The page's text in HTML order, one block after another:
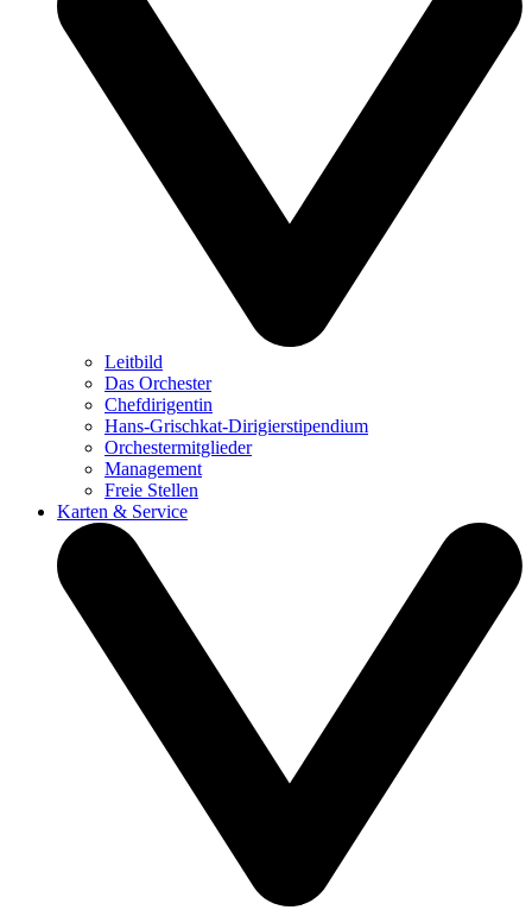
Leitbild
Das Orchester
Chefdirigentin
Hans-Grischkat-Dirigierstipendium
Orchestermitglieder
Management
Freie Stellen
Karten & Service